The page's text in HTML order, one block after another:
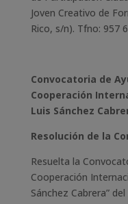
Joven Creativo de
Rico, s/n). Tfno: 957
Convocatoria de
Cooperación
Luis Sánchez
Resolución de la
Resuelta la
Cooperación
Sánchez Cabrera”